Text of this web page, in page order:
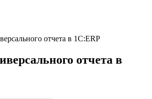
отчета в 1С:ERP
отчета в